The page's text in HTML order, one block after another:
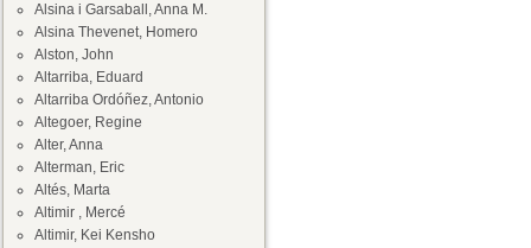
Alsina i Garsaball, Anna M.
Alsina Thevenet, Homero
Alston, John
Altarriba, Eduard
Altarriba Ordóñez, Antonio
Altegoer, Regine
Alter, Anna
Alterman, Eric
Altés, Marta
Altimir , Mercé
Altimir, Kei Kensho